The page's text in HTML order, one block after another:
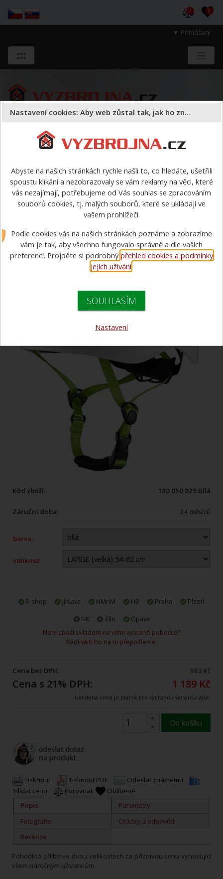
Přihlášení
0 0
a majetek druhých.
Požární sport vybavení pro PS podle disciplín
Štafeta
4x60 metrů s překážkami > Přilba CAMP Titan
Přilba CAMP Titan
Kód zboží: 180 050 029 Bílá
Záruční doba: 24 měsíců
barva:
velikost:
E-shop Jihlava NMnM HB Praha
Plzeň
HK
Zlín
Opava
Není zboží skladem na vámi vybrané pobočce?
Rádi vám ho na ni přepošleme.
Cena bez DPH: 983 Kč
Cena s 21% DPH: 1 189 Kč
Uvedená cena je platná pro vybranou variantu výše.
Do košíku
Tisknout Tisknout PDF
Odeslat známému
Hlídat cenu
Porovnat
Oblíbené
Popis
Parametry
Fotografie
Otázky a odpovědi
Recenze
Pohodlná přilba ve dvou velikostech za příznivou cenu vyhovující
všem náročným uživatelům.
Nastavení cookies: Aby web zůstal tak, jak ho znáte
Abyste na našich stránkách rychle našli to, co hledáte, ušetřili
spoustu klikání a nezobrazovaly se vám reklamy na věci, které
vás nezajímají, potřebujeme od Vás souhlas se zpracováním
souborů cookies, tj. malých souborů, které se ukládají ve
vašem prohlížeči.
Podle cookies vás na našich stránkách poznáme a zobrazíme
vám je tak, aby všechno fungovalo správně a dle vašich
preferencí. Projděte si podrobnýpřehled cookies a podmínky
jejich užívání.
SOUHLASÍM
Nastavení